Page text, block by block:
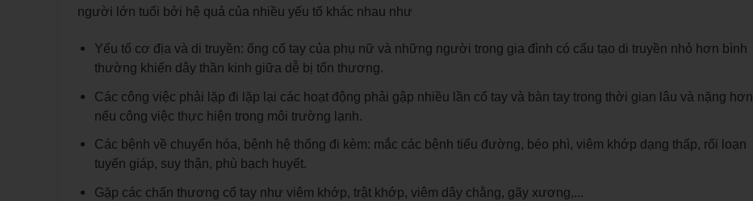
người lớn tuổi bởi hệ quả của nhiều yếu tố khác nhau như
Yếu tố cơ địa và di truyền: ống cố tay của phụ nữ và những người trong gia đình có cấu tạo di truyền nhỏ hơn bình
thường khiến dây thần kinh giữa dễ bị tổn thương.
Các công việc phải lặp đi lặp lại các hoạt động phải gập nhiều lần cổ tay và bàn tay trong thời gian lâu và nặng hơn
nếu công việc thực hiện trong môi trường lạnh.
Các bệnh về chuyển hóa, bệnh hệ thống đi kèm: mắc các bệnh tiểu đường, béo phì, viêm khớp dạng thấp, rối loạn
tuyến giáp, suy thận, phù bạch huyết.
Gặp các chấn thương cổ tay như viêm khớp, trật khớp, viêm dây chằng, gãy xương,...